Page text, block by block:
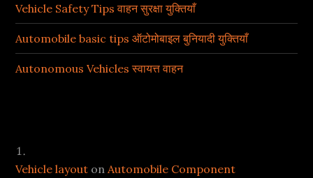
Vehicle Safety Tips वाहन सुरक्षा युक्तियाँ
Automobile basic tips ऑटोमोबाइल बुनियादी युक्तियाँ
Autonomous Vehicles स्वायत्त वाहन
Vehicle layout on Automobile Component